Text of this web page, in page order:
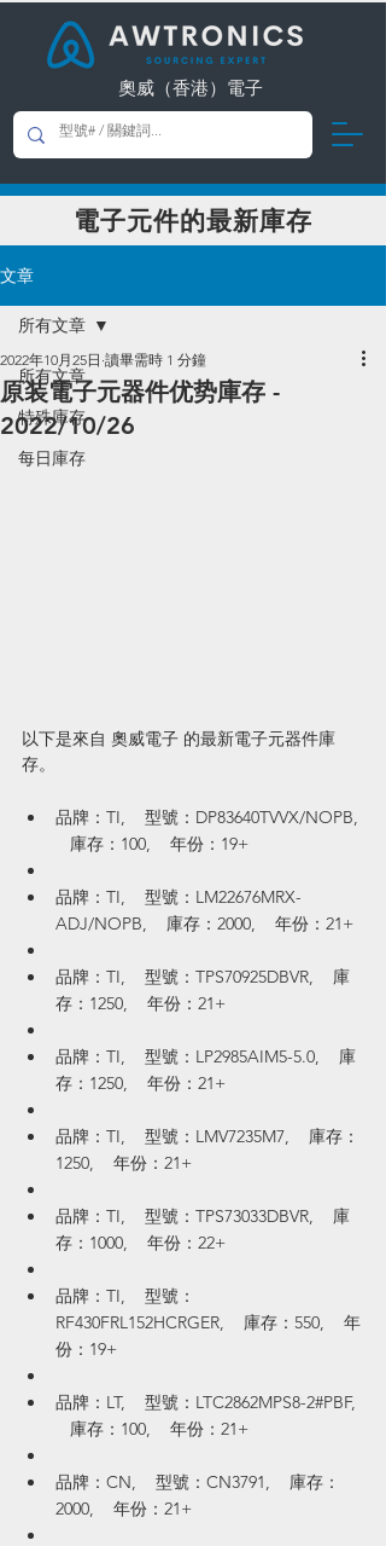
奧威（香港）電子
​電子元件的最新庫存
文章
所有文章
特殊庫存
每日庫存
所有文章
原装電子元器件优势庫存 -
2022/10/26
2022年10月25日 讀畢需時 1 分鐘
以下是來自 奧威電子 的最新電子元器件庫
存。
品牌：TI,    型號：DP83640TVVX/NOPB,
   庫存：100,    年份：19+
品牌：TI,    型號：LM22676MRX-
ADJ/NOPB,    庫存：2000,    年份：21+
品牌：TI,    型號：TPS70925DBVR,    庫
存：1250,    年份：21+
品牌：TI,    型號：LP2985AIM5-5.0,    庫
存：1250,    年份：21+
品牌：TI,    型號：LMV7235M7,    庫存：
1250,    年份：21+
品牌：TI,    型號：TPS73033DBVR,    庫
存：1000,    年份：22+
品牌：TI,    型號：
RF430FRL152HCRGER,    庫存：550,    年
份：19+
品牌：LT,    型號：LTC2862MPS8-2#PBF,
   庫存：100,    年份：21+
品牌：CN,    型號：CN3791,    庫存：
2000,    年份：21+